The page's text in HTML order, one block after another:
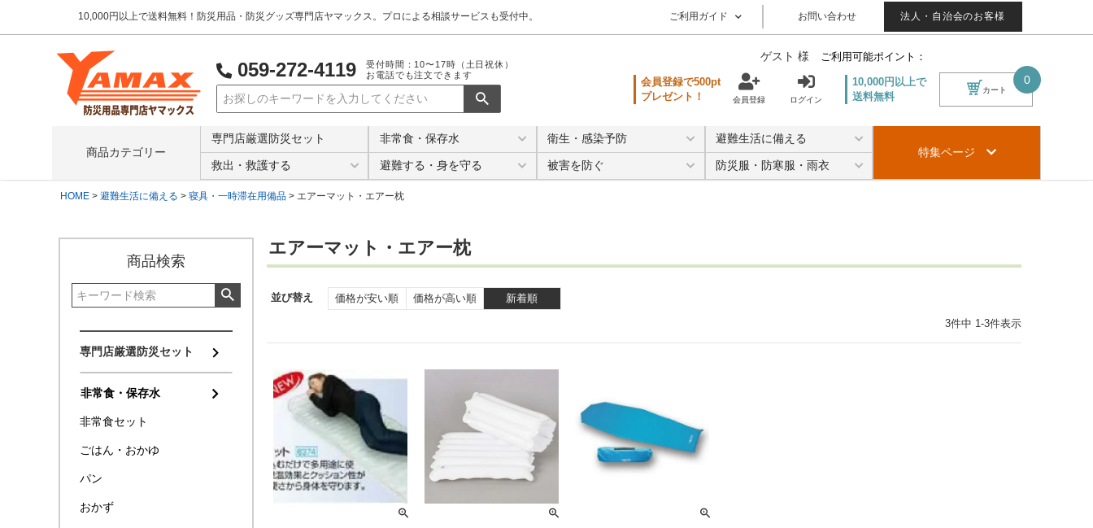
10,000円以上で送料無料！防災用品・防災グッズ専門店ヤマックス。プロによる相談サービスも受付中。 ご利用ガイド お問い合わせ 法人・自治会のお客様
059-272-4119
受付時間：10〜17時（土日祝休）
お電話でも注文できます
検索
ゲスト 様 ご利用可能ポイント：
会員登録で500pt
プレゼント！
会員登録 ログイン
10,000円以上で
送料無料
カート
0
商品カテゴリー
専門店厳選防災セット 非常食・保存水 衛生・感染予防
避難生活に備える
特集ページ
救出・救護する
避難する・身を守る 被害を防ぐ 防災服・防寒服・雨衣
HOME 避難生活に備える 寝具・一時滞在用備品 エアーマット・エアー枕
商品検索
専門店厳選防災セット
非常食・保存水
非常食セット
ごはん・おかゆ
パン
おかず
エアーマット・エアー枕
並び替え 価格が安い順 価格が高い順 新着順
3件中 1-3件表示